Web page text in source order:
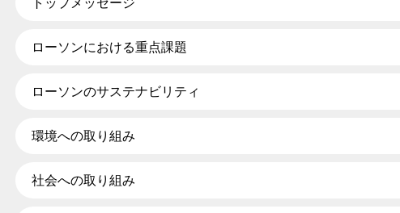
トップメッセージ
ローソンにおける重点課題
ローソンのサステナビリティ
環境への取り組み
社会への取り組み